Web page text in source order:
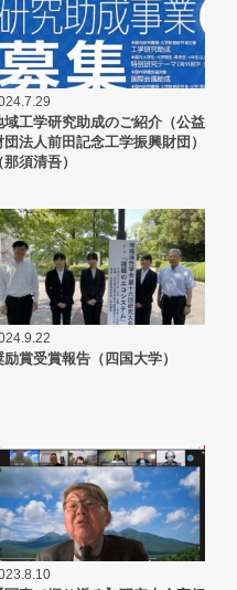
域工学研究助成のご紹介（公益
団法人前田記念工学振興財団）
那須清吾）
励賞受賞報告（四国大学）